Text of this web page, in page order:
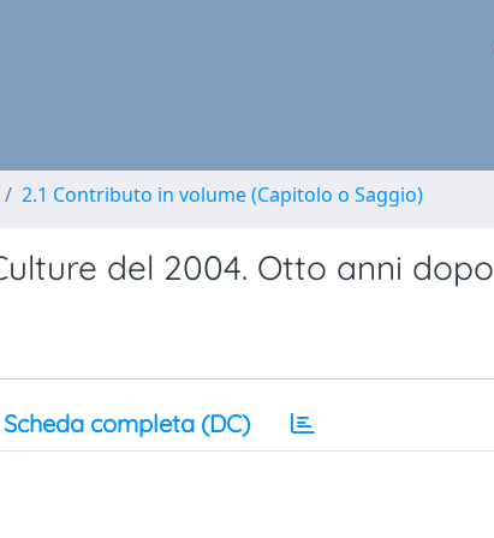
2.1 Contributo in volume (Capitolo o Saggio)
del 2004. Otto anni dopo
Scheda completa (DC)